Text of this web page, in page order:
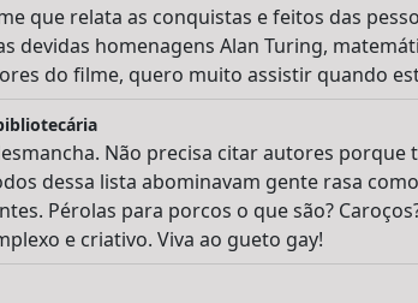
que relata as conquistas e feitos das
devidas homenagens Alan Turing,
do filme, quero muito assistir quando
Não precisa citar autores porque
dessa lista abominavam gente rasa
Pérolas para porcos o que são?
e criativo. Viva ao gueto gay!